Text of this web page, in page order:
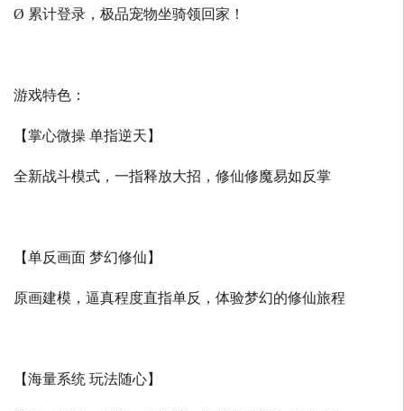
Ø 累计登录，极品宠物坐骑领回家！
游戏特色：
【掌心微操 单指逆天】
全新战斗模式，一指释放大招，修仙修魔易如反掌
【单反画面 梦幻修仙】
原画建模，逼真程度直指单反，体验梦幻的修仙旅程
【海量系统 玩法随心】